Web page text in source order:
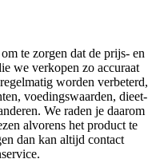
te zorgen dat de prijs- en
we verkopen zo accuraat
worden verbeterd,
voedingswaarden, dieet-
We raden je daarom
alvorens het product te
dan kan altijd contact